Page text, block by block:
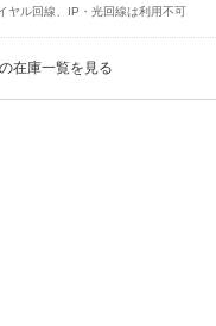
ヤル回線、IP・光回線は利用不可
在庫一覧を見る